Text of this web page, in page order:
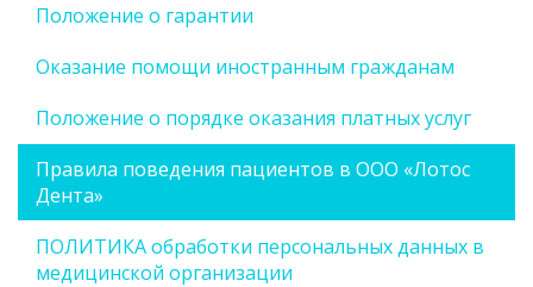
Положение о гарантии
Оказание помощи иностранным гражданам
Положение о порядке оказания платных услуг
Правила поведения пациентов в ООО «Лотос
Дента»
ПОЛИТИКА обработки персональных данных в
медицинской организации